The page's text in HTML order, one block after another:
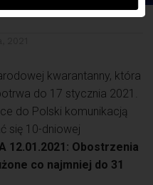
kwarantanny, która
do 17 stycznia 2021.
do Polski komunikacją
się 10-dniowej
12.01.2021: Obostrzenia
co najmniej do 31